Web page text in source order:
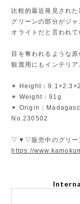
比較的最近発見された
グリーンの部分がジ
オライトだと言われて
目を奪われるような原
観賞用にもインテリア
✴︎ Height：
✴︎ Weight：91g
✴︎ Origin：
No.230502
▽▼▽販売中のグリー
https://